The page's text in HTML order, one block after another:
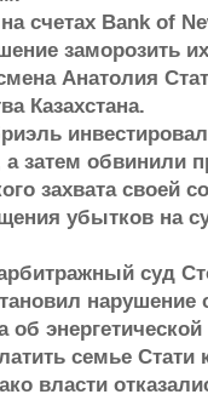
счетах Bank of
заморозить
Анатолия
Казахстана.
а затем обвинили
захвата своей
убытков на
суд
нарушение
об
семье Стати
власти